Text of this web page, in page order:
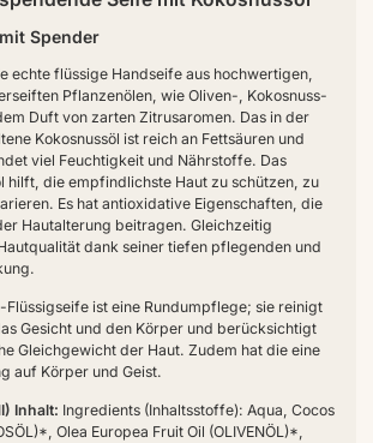
Spender
echte flüssige Handseife aus hochwertigen,
Pflanzenölen, wie Oliven-, Kokosnuss-
Duft von zarten Zitrusaromen. Das in der
Kokosnussöl ist reich an Fettsäuren und
viel Feuchtigkeit und Nährstoffe. Das
hilft, die empfindlichste Haut zu schützen, zu
Es hat antioxidative Eigenschaften, die
Hautalterung beitragen. Gleichzeitig
dank seiner tiefen pflegenden und
Flüssigseife ist eine Rundumpflege; sie reinigt
Gesicht und den Körper und berücksichtigt
Gleichgewicht der Haut. Zudem hat die eine
auf Körper und Geist.
Inhalt: Ingredients (Inhaltsstoffe): Aqua, Cocos
Olea Europea Fruit Oil (OLIVENÖL)*,